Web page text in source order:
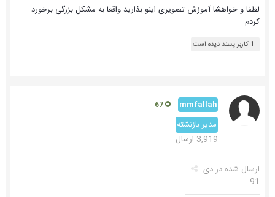
لطفا و خواهشا آموزش تصویری اینو بذارید واقعا به مشکل بزرگی برخورد
کردم
1 کاربر پسند دیده است
mmfallah
مدیر بازنشته
3,919 ارسال
ارسال شده دردی
91